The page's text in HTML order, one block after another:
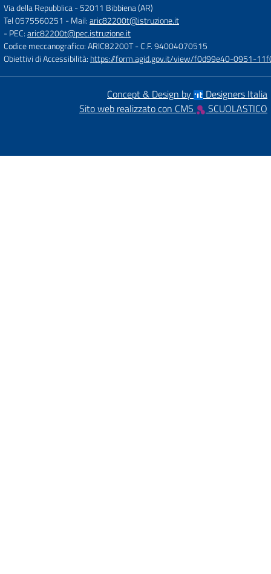
Via della Repubblica-52011 Bibbiena (AR)
Tel 0575560251 - Mail:aric82200t@istruzione.it
- PEC:aric82200t@pec.istruzione.it
Codice meccanografico: ARIC82200T- C.F. 94004070515
Obiettivi di Accessibilità: https://form.agid.gov.it/view/f0d99e40-0951-
Concept & Design by
Designers Italia
Sito web realizzato con CMS
SCUOLASTICO